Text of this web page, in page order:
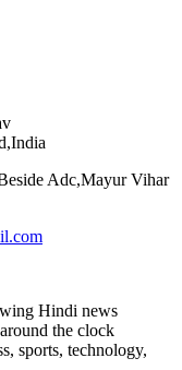
Adc,Mayur Vihar
Hindi news
the clock
sports, technology,